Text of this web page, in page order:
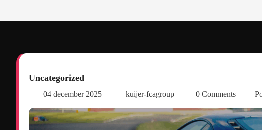
Uncategorized
04 december 2025 kuijer-fcagroup 0 Comments